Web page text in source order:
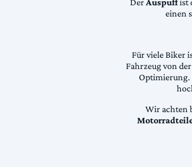
DerAuspuffist
einen
Für viele Biker
Fahrzeug von
Optimierung.
Wir achten